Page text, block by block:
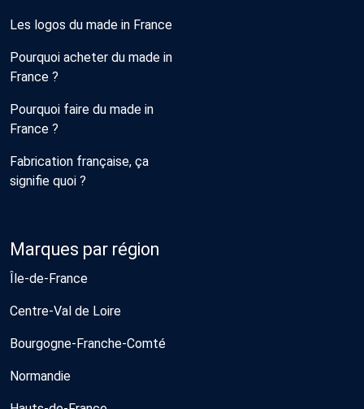
Les logos du made in France
Pourquoi acheter du made in
France ?
Pourquoi faire du made in
France ?
Fabrication française, ça
signifie quoi ?
Marques par région
Île-de-France
Centre-Val de Loire
Bourgogne-Franche-Comté
Normandie